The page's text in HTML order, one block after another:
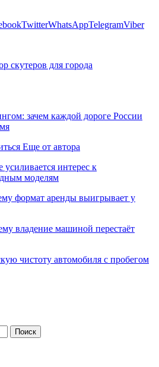
TwitterWhatsAppTelegramViber
скутеров для города
зачем каждой дороге России
Еще от автора
интерес к
моделям
формат аренды выигрывает у
владение машиной перестаёт
чистоту автомобиля с пробегом